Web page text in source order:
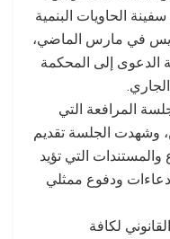
الحاويات البنمية
في مارس الماضي،
الدعوى إلى المحكمة
المرافعة التي
وشهدت الجلسة تقديم
والمستندات التي تؤيد
ودفوع ممثلي
لكافة